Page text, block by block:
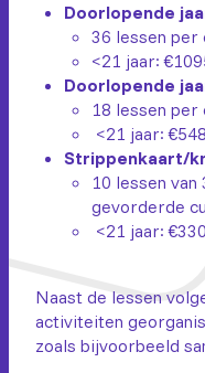
Doorlopende
36 lessen per
<21 jaar:
Doorlopende
18 lessen per
<21 jaar:
Strippenkaart/
10 lessen
gevorderde
<21 jaar:
Naast de lessen
activiteiten
zoals bijvoorbeeld